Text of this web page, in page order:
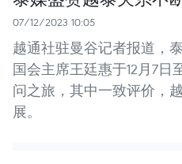
07/12/2023 10:05
越通社驻曼谷记者报道，
国会主席王廷惠于12月7日
问之旅，其中一致评价，
展。